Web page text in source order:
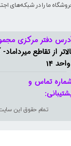
دفتر مرکزی
14
تمام حقوق این
تماس و
ما را در شبکه‌های